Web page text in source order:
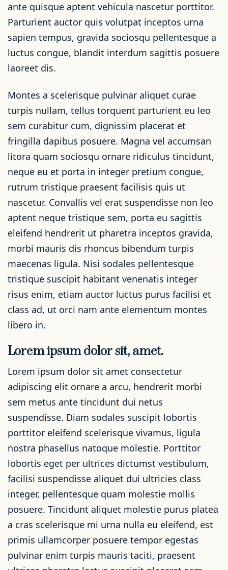
ante quisque aptent vehicula nascetur porttitor.
Parturient auctor quis volutpat inceptos urna
sapien tempus, gravida sociosqu pellentesque a
luctus congue, blandit interdum sagittis posuere
laoreet dis.
Montes a scelerisque pulvinar aliquet curae
turpis nullam, tellus torquent parturient eu leo
sem curabitur cum, dignissim placerat et
fringilla dapibus posuere. Magna vel accumsan
litora quam sociosqu ornare ridiculus tincidunt,
neque eu et porta in integer pretium congue,
rutrum tristique praesent facilisis quis ut
nascetur. Convallis vel erat suspendisse non leo
aptent neque tristique sem, porta eu sagittis
eleifend hendrerit ut pharetra inceptos gravida,
morbi mauris dis rhoncus bibendum turpis
maecenas ligula. Nisi sodales pellentesque
tristique suscipit habitant venenatis integer
risus enim, etiam auctor luctus purus facilisi et
class ad, ut orci nam ante elementum montes
libero in.
Lorem ipsum dolor sit, amet.
Lorem ipsum dolor sit amet consectetur
adipiscing elit ornare a arcu, hendrerit morbi
sem metus ante tincidunt dui netus
suspendisse. Diam sodales suscipit lobortis
porttitor eleifend scelerisque vivamus, ligula
nostra phasellus natoque molestie. Porttitor
lobortis eget per ultrices dictumst vestibulum,
facilisi suspendisse aliquet dui ultricies class
integer, pellentesque quam molestie mollis
posuere. Tincidunt aliquet molestie purus platea
a cras scelerisque mi urna nulla eu eleifend, est
primis ullamcorper posuere tempor egestas
pulvinar enim turpis mauris taciti, praesent